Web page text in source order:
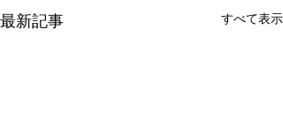
最新記事 すべて表示